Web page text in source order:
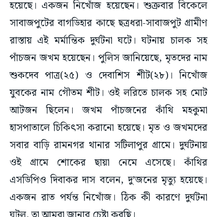
হয়েছে। একজন নিখোঁজ হয়েছেন। শুক্রবার বিকেলে
সাবাজপুটের বাগডিহার কাছে ছত্রধরা-সাবাজপুট গ্রামীণ
রাস্তায় এই মর্মান্তিক দুর্ঘটনা ঘটে। ঘটনায় চালক সহ
পাঁচজন জখম হয়েছেন। পুলিস জানিয়েছে, মৃতদের নাম
শুকদেব পাত্র(২৫) ও দেবাশিস শীট(২৮)। নিখোঁজ
যুবকের নাম গৌতম শীট। ওই লরিতে চালক সহ মোট
আটজন ছিলেন। জখম পাঁচজনের কাঁথি মহকুমা
হাসপাতালে চিকিৎসা করানো হয়েছে। মৃত ও জখমদের
সবার বাড়ি রামনগর থানার সটিলাপুর গ্রামে। দুর্ঘটনায়
ওই গ্রামে শোকের ছায়া নেমে এসেছে। কাঁথির
এসডিপিও দিবাকর দাস বলেন, দু’জনের মৃত্যু হয়েছে।
একজন রাত পর্যন্ত নিখোঁজ। ঠিক কী কারণে দুর্ঘটনা